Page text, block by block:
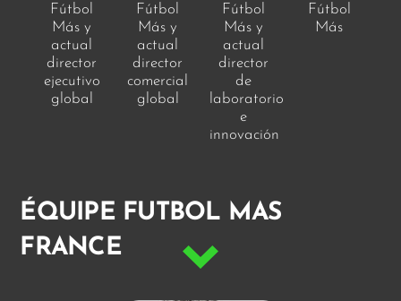
Fútbol
Más y
actual
director
ejecutivo
global
Fútbol
Más y
actual
director
comercial
global
Fútbol
Más y
actual
director
de
laboratorio
e
innovación
Fútbol
Más
ÉQUIPE FUTBOL MAS
FRANCE